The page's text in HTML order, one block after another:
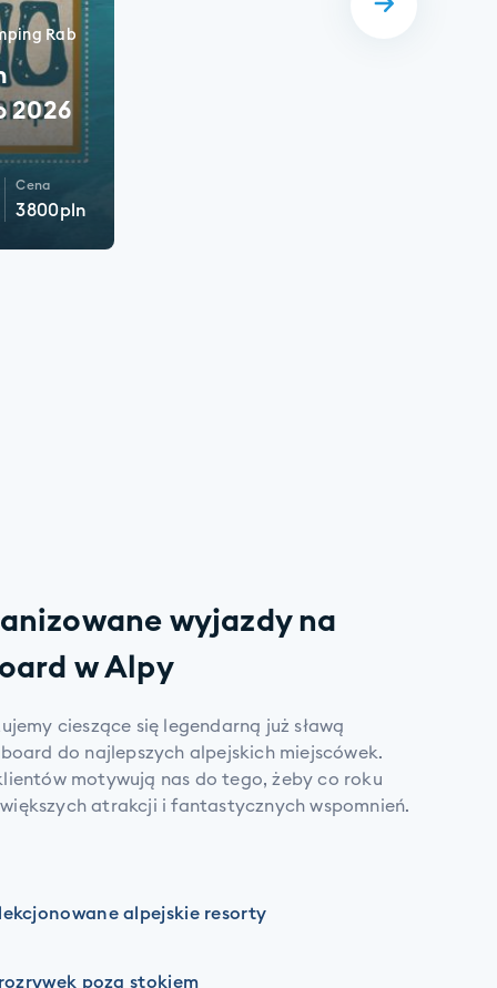
Rab
2026
Cena
3800pln
wyjazdy na
w Alpy
cieszące się legendarną już sławą
do najlepszych alpejskich miejscówek.
motywują nas do tego, żeby co roku
atrakcji i fantastycznych wspomnień.
alpejskie resorty
poza stokiem